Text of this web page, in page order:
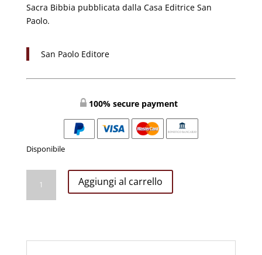
Sacra Bibbia pubblicata dalla Casa Editrice San
Paolo.
San Paolo Editore
100% secure payment
Disponibile
Bibbia
Economica
quantità
Aggiungi al carrello